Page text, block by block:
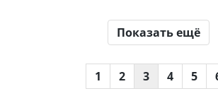
Показать ещё
1 2 3 4 5